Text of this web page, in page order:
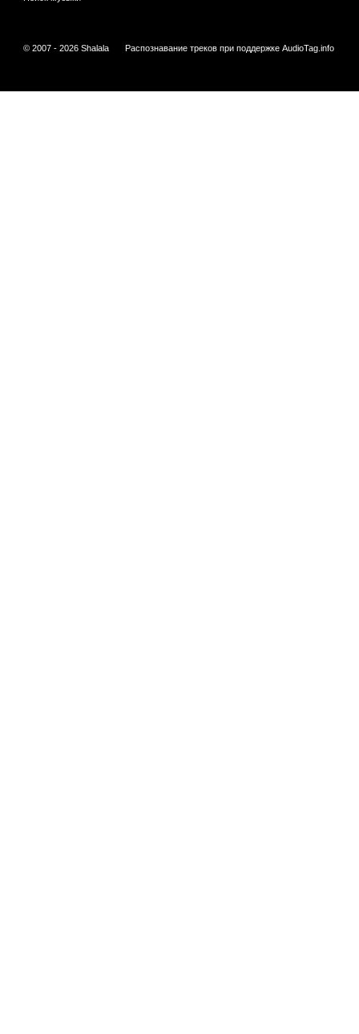
© 2007 - 2026 Shalala Распознавание треков при поддержке AudioTag.info